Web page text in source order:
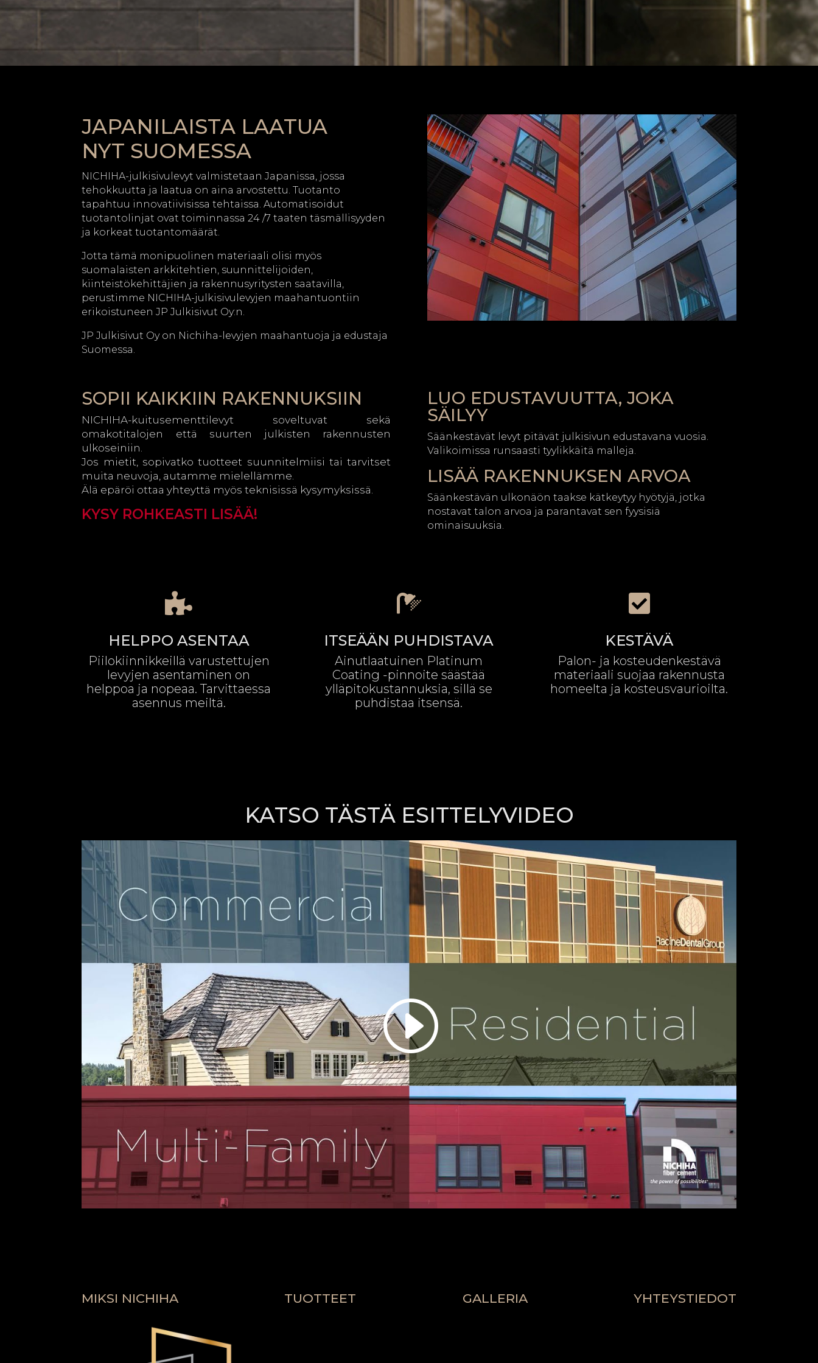
JAPANILAISTA LAATUA
NYT SUOMESSA
NICHIHA-julkisivulevyt valmistetaan Japanissa, jossa
tehokkuutta ja laatua on aina arvostettu. Tuotanto
tapahtuu innovatiivisissa tehtaissa. Automatisoidut
tuotantolinjat ovat toiminnassa 24 /7 taaten täsmällisyyden
ja korkeat tuotantomäärät.
Jotta tämä monipuolinen materiaali olisi myös
suomalaisten arkkitehtien, suunnittelijoiden,
kiinteistökehittäjien ja rakennusyritysten saatavilla,
perustimme NICHIHA-julkisivulevyjen maahantuontiin
erikoistuneen JP Julkisivut Oy:n.
JP Julkisivut Oy on Nichiha-levyjen maahantuoja ja edustaja
Suomessa.
SOPII KAIKKIIN RAKENNUKSIIN
NICHIHA-kuitusementtilevyt soveltuvat sekä
omakotitalojen että suurten julkisten rakennusten
ulkoseiniin.
Jos mietit, sopivatko tuotteet suunnitelmiisi tai tarvitset
muita neuvoja, autamme mielellämme.
Älä epäröi ottaa yhteyttä myös teknisissä kysymyksissä.
KYSY ROHKEASTI LISÄÄ!
LUO EDUSTAVUUTTA, JOKA
SÄILYY
Säänkestävät levyt pitävät julkisivun edustavana vuosia.
Valikoimissa runsaasti tyylikkäitä malleja.
LISÄÄ RAKENNUKSEN ARVOA
Säänkestävän ulkonäön taakse kätkeytyy hyötyjä, jotka
nostavat talon arvoa ja parantavat sen fyysisiä
ominaisuuksia.

HELPPO ASENTAA
Piilokiinnikkeillä varustettujen
levyjen asentaminen on
helppoa ja nopeaa. Tarvittaessa
asennus meiltä.

ITSEÄÄN PUHDISTAVA
Ainutlaatuinen Platinum
Coating -pinnoite säästää
ylläpitokustannuksia, sillä se
puhdistaa itsensä.

KESTÄVÄ
Palon- ja kosteudenkestävä
materiaali suojaa rakennusta
homeelta ja kosteusvaurioilta.
KATSO TÄSTÄ ESITTELYVIDEO
MIKSI NICHIHA TUOTTEET GALLERIA YHTEYSTIEDOT